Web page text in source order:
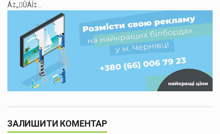
Á‡„ÛÁÍ‡...
ЗАЛИШИТИ КОМЕНТАР